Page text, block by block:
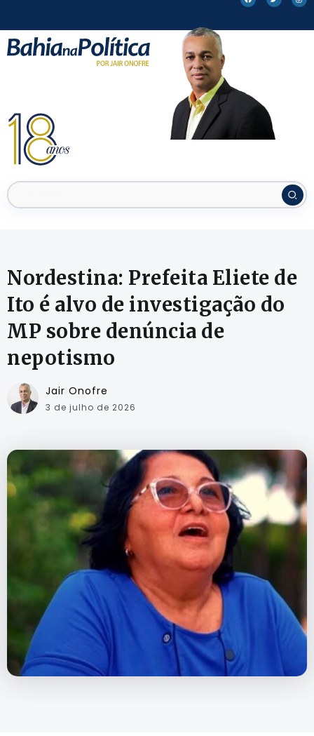
Nordestina: Prefeita Eliete de
Ito é alvo de investigação do
MP sobre denúncia de
nepotismo
Jair Onofre
3 de julho de 2026